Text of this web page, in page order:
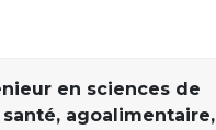
en sciences de
agoalimentaire,